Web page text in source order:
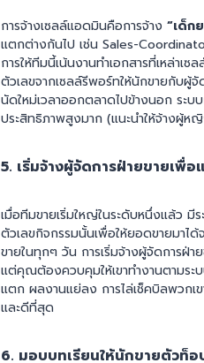
การจ้างเซลล์แอดมินคือการจ้าง “เด็ก
แตกต่างกันไป เช่น Sales-
การให้ทีมนี้เน้นงานทำเอกสารที่เหล่าเ
ตัวเลขจากเซลล์รีพอร์ทให้นักขายกับผู้
นัดใหม่เวลาออกตลาดไปข้างนอก ระบ
ประสิทธิภาพสูงมาก (แนะนำให้จ้างผู้ห
5. เริ่มจ้างผู้จัดการฝ่ายขายเพื่
เมื่อทีมขายเริ่มใหญ่ในระดับหนึ่งแล้ว มี
ตัวเลขกิจกรรมนั้นเพื่อให้ยอดขายมาไ
ขายในทุกๆ วัน การเริ่มจ้างผู้จัดการฝ่
แต่คุณต้องควบคุมให้เขาทำงานตามระ
แตก ผลงานแย่ลง การไล่เช็คบิลพวกเ
และดีที่สุด
6. มอบบทเรียนให้นักขายตัวท็อ